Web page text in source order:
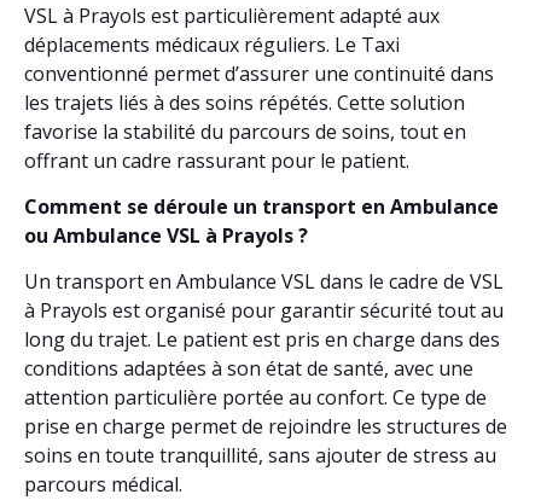
VSL à Prayols est particulièrement adapté aux
déplacements médicaux réguliers. Le Taxi
conventionné permet d’assurer une continuité dans
les trajets liés à des soins répétés. Cette solution
favorise la stabilité du parcours de soins, tout en
offrant un cadre rassurant pour le patient.
Comment se déroule un transport en Ambulance
ou Ambulance VSL à Prayols ?
Un transport en Ambulance VSL dans le cadre de VSL
à Prayols est organisé pour garantir sécurité tout au
long du trajet. Le patient est pris en charge dans des
conditions adaptées à son état de santé, avec une
attention particulière portée au confort. Ce type de
prise en charge permet de rejoindre les structures de
soins en toute tranquillité, sans ajouter de stress au
parcours médical.